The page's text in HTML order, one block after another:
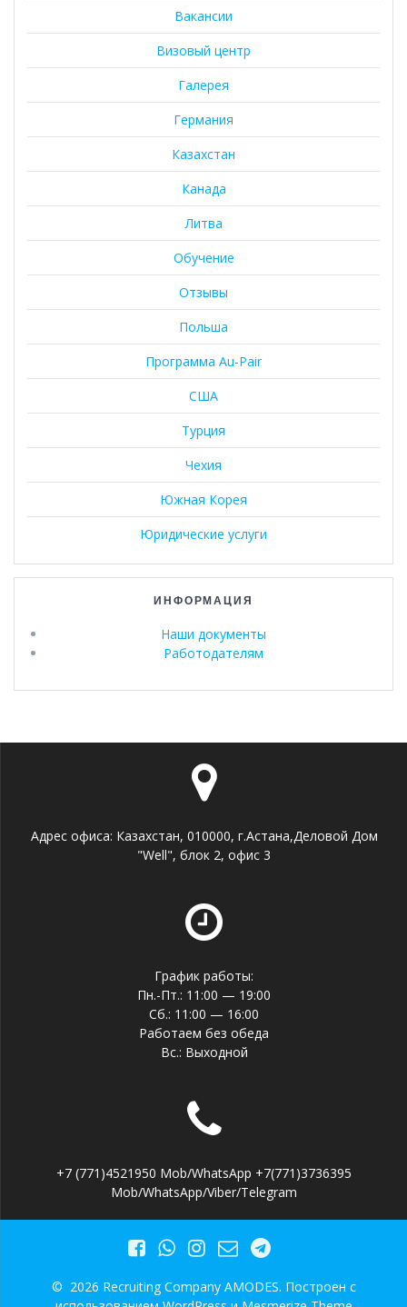
Вакансии
Визовый центр
Галерея
Германия
Казахстан
Канада
Литва
Обучение
Отзывы
Польша
Программа Au-Pair
США
Турция
Чехия
Южная Корея
Юридические услуги
ИНФОРМАЦИЯ
Наши документы
Работодателям
Адрес офиса: Казахстан, 010000, г.Астана,Деловой Дом
"Well", блок 2, офис 3
График работы:
Пн.-Пт.: 11:00 — 19:00
Сб.: 11:00 — 16:00
Работаем без обеда
Вс.: Выходной
+7 (771)4521950 Mob/WhatsApp +7(771)3736395
Mob/WhatsApp/Viber/Telegram
© 2026 Recruiting Company AMODES. Построен с